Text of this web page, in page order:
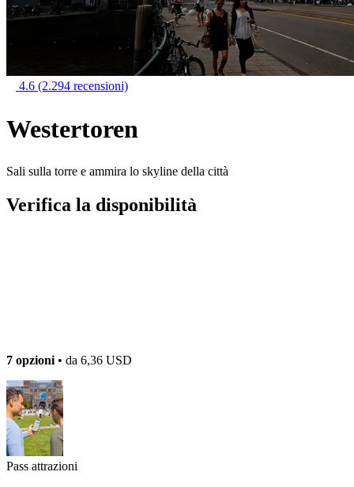
4.6 (2.294 recensioni)
Westertoren
Sali sulla torre e ammira lo skyline della città
Verifica la disponibilità
7 opzioni • da 6,36 USD
Pass attrazioni